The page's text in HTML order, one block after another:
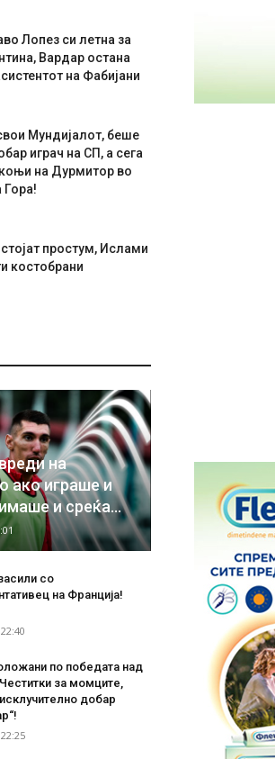
Лопез си летна за
Вардар остана
на Фабијани
Мундијалот, беше
играч на СП, а сега
коњи на Дурмитор во
Гора!
стојат простум, Ислами
костобрани
на
ако играше и
и среќа…
со
на Франција!
по победата над
за момците,
добар